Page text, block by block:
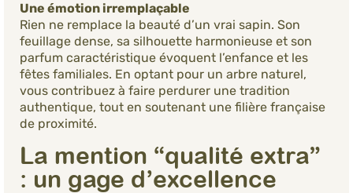
Une émotion irremplaçable
Rien ne remplace la beauté d’un vrai sapin. Son
feuillage dense, sa silhouette harmonieuse et son
parfum caractéristique évoquent l’enfance et les
fêtes familiales. En optant pour un arbre naturel,
vous contribuez à faire perdurer une tradition
authentique, tout en soutenant une filière française
de proximité.
La mention “qualité extra”
: un gage d’excellence